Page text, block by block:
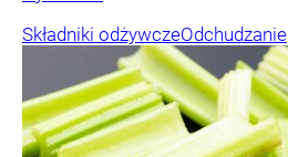
Składniki odżywczeOdchudzanie